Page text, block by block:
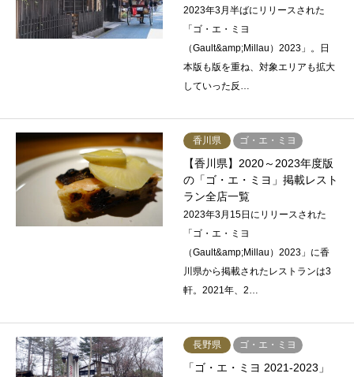
2023年3月半ばにリリースされた
「ゴ・エ・ミヨ
（Gault&amp;Millau）2023」。日
本版も版を重ね、対象エリアも拡大
していった反…
香川県 ゴ・エ・ミヨ
【香川県】2020～2023年度版
の「ゴ・エ・ミヨ」掲載レスト
ラン全店一覧
2023年3月15日にリリースされた
「ゴ・エ・ミヨ
（Gault&amp;Millau）2023」に香
川県から掲載されたレストランは3
軒。2021年、2…
長野県 ゴ・エ・ミヨ
「ゴ・エ・ミヨ 2021-2023」